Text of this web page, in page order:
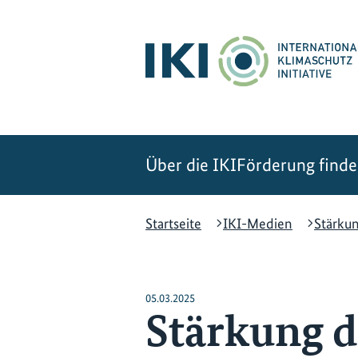
Über die IKIFörderung
Startseite
IKI-Medien
05.03.2025
Stärkung